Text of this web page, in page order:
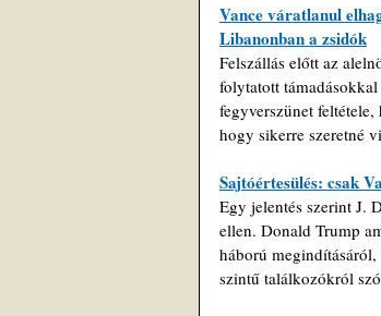
Vance váratlanul
Libanonban a zsidók
Felszállás előtt az
folytatott
fegyverszünet
hogy sikerre szeretné
Sajtóértesülés: csak
Egy jelentés szerint J.
ellen. Donald Trump
háború
szintű találkozókról